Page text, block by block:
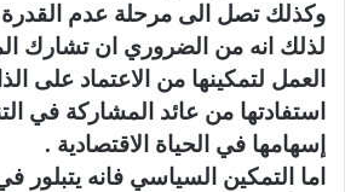
وكذلك تصل الى مرحلة عدم
لذلك انه من الضروري ان تشارك
العمل لتمكينها من الاعتماد على
استفادتها من عائد المشاركة في
إسهامها في الحياة الاقتصادية .
اما التمكين السياسي فانه يتبلور